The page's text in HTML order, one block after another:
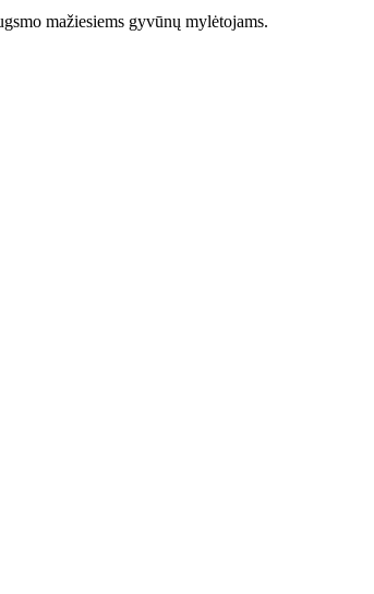
mažiesiems gyvūnų mylėtojams.